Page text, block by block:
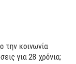
την κοινωνία
για 28 χρόνια;